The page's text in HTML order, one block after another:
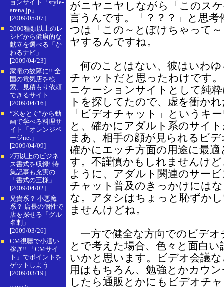
ョンサイト「style-
arena.jp」
[2009/05/07]
■
2000種類以上のレ
シピから健康的な
献立を選べる「か
わるナビ」
[2009/04/23]
■
家電の故障に!! 全
国の電気店を検
索、見積もり依頼
できるサイト
[2009/04/16]
■
“米をとぐ”から動
画で学べる料理サ
イト「オレンジペ
ージnet」
[2009/04/09]
■
2万以上のビジネ
ス書式を収録! 特
集記事も充実の
「書式の王様」
[2009/04/02]
■
兄貴系？ 小悪魔
系？ 店長の個性で
店を探せる「グル
名刺」
[2009/03/26]
■
CM視聴で小遣い
稼ぎ!! 「CMサイ
ト」でポイントを
ゲットしよう
[2009/03/19]
がニヤニヤしながら「このス
言うんです。「？？？」と思
つは「この～とぼけちゃって
ヤするんですね。
何のことはない、彼はいわ
チャットだと思ったわけです
ニケーションサイトとして純
トを探してたので、虚を衝か
「ビデオチャット」というキ
と、確かにアダルト系のサイ
まあ、相手の顔が見られるビ
確かにエッチ方面の用途に最
す。不謹慎かもしれませんけ
ように、アダルト関連のサー
チャット普及のきっかけには
な。アタシはちょっと恥ずか
ませんけどね。
一方で健全な方向でのビデオ
とで考えた場合、色々と面白
いかと思います。ビデオ会議
用はもちろん、勉強とかカウ
したら通販とかにもビデオチ